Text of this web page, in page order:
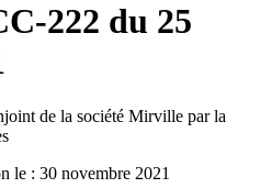
222 du 25
de la société Mirville par la
le : 30 novembre 2021